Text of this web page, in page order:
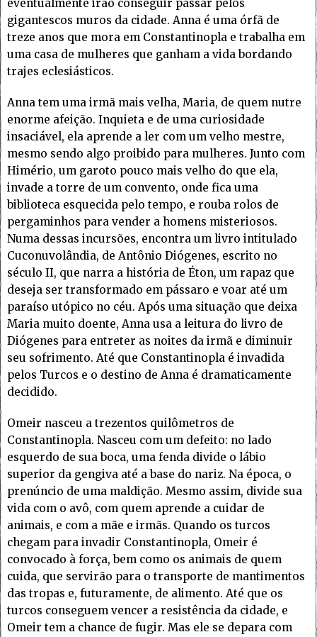
eventualmente irão conseguir passar pelos
gigantescos muros da cidade. Anna é uma órfã de
treze anos que mora em Constantinopla e trabalha em
uma casa de mulheres que ganham a vida bordando
trajes eclesiásticos.
Anna tem uma irmã mais velha, Maria, de quem nutre
enorme afeição. Inquieta e de uma curiosidade
insaciável, ela aprende a ler com um velho mestre,
mesmo sendo algo proibido para mulheres. Junto com
Himério, um garoto pouco mais velho do que ela,
invade a torre de um convento, onde fica uma
biblioteca esquecida pelo tempo, e rouba rolos de
pergaminhos para vender a homens misteriosos.
Numa dessas incursões, encontra um livro intitulado
Cuconuvolândia, de Antônio Diógenes, escrito no
século II, que narra a história de Éton, um rapaz que
deseja ser transformado em pássaro e voar até um
paraíso utópico no céu. Após uma situação que deixa
Maria muito doente, Anna usa a leitura do livro de
Diógenes para entreter as noites da irmã e diminuir
seu sofrimento. Até que Constantinopla é invadida
pelos Turcos e o destino de Anna é dramaticamente
decidido.
Omeir nasceu a trezentos quilômetros de
Constantinopla. Nasceu com um defeito: no lado
esquerdo de sua boca, uma fenda divide o lábio
superior da gengiva até a base do nariz. Na época, o
prenúncio de uma maldição. Mesmo assim, divide sua
vida com o avô, com quem aprende a cuidar de
animais, e com a mãe e irmãs. Quando os turcos
chegam para invadir Constantinopla, Omeir é
convocado à força, bem como os animais de quem
cuida, que servirão para o transporte de mantimentos
das tropas e, futuramente, de alimento. Até que os
turcos conseguem vencer a resistência da cidade, e
Omeir tem a chance de fugir. Mas ele se depara com